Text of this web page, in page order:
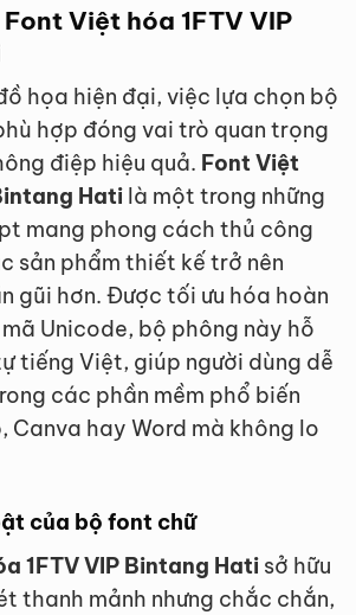
Việt hóa 1FTV VIP
họa hiện đại, việc lựa chọn bộ
hợp đóng vai trò quan trọng
điệp hiệu quả. Font Việt
Hati là một trong những
mang phong cách thủ công
sản phẩm thiết kế trở nên
gũi hơn. Được tối ưu hóa hoàn
Unicode, bộ phông này hỗ
tiếng Việt, giúp người dùng dễ
các phần mềm phổ biến
Canva hay Word mà không lo
của bộ font chữ
1FTV VIP Bintang Hati sở hữu
thanh mảnh nhưng chắc chắn,